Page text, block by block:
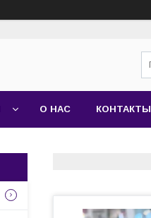
О НАС КОНТАКТЫ